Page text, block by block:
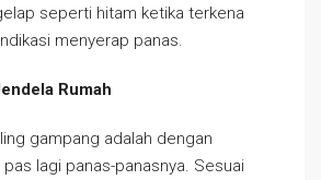
seperti hitam ketika terkena
menyerap panas.
Rumah
gampang adalah dengan
lagi panas-panasnya. Sesuai